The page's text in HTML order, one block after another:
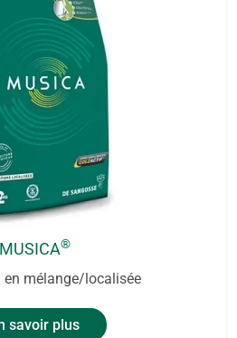
MUSICA®
mélange/localisée
savoir plus